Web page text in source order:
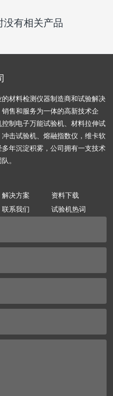
没有相关产品
材料检测仪器制造商和试验解决
售和服务为一体的高新技术企
制电子万能试验机、材料拉伸试
击试验机、熔融指数仪，维卡软
年沉淀积雾，公司拥有一支技术
。
解决方案
资料下载
联系我们 试验机热词